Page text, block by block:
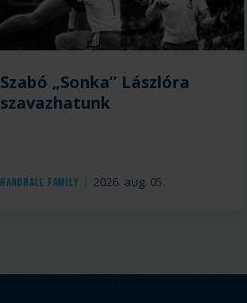
Handball Family 2026. aug. 05.
Szabó „Sonka” Lászlóra
szavazhatunk